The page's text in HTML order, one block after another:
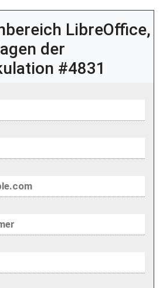
LibreOffice,
der
#4831